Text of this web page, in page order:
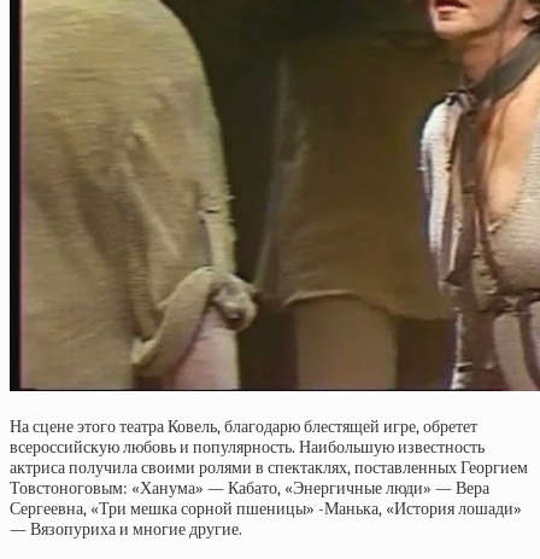
На сцене этого театра Ковель, благодарю блестящей игре, обретет
всероссийскую любовь и популярность. Наибольшую известность
актриса получила своими ролями в спектаклях, поставленных Георгием
Товстоноговым: «Ханума» — Кабато, «Энергичные люди» — Вера
Сергеевна, «Три мешка сорной пшеницы» -Манька, «История лошади»
— Вязопуриха и многие другие.